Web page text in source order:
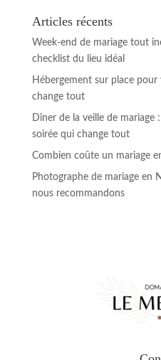
Articles récents
Week-end de mariage tout
checklist du lieu idéal
Hébergement sur place
change tout
Dîner de la veille de
soirée qui change tout
Combien coûte un mariage
Photographe de mariage en
nous recommandons